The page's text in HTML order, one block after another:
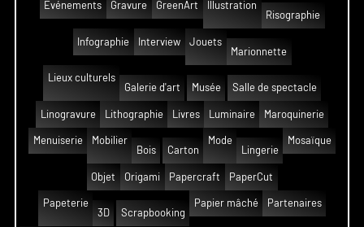
Événements Gravure GreenArt
Illustration
Risographie
Infographie Interview
Jouets
Marionnette
Lieux culturels
Galerie d'art
Musée Salle de spectacle
Linogravure Lithographie Livres Luminaire Maroquinerie
Menuiserie
Mobilier
Bois
Carton
Mode
Lingerie
Mosaïque
Objet Origami Papercraft PaperCut
Papeterie
3D
Scrapbooking
Papier mâché Partenaires